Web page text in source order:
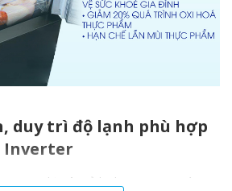
duy trì độ lạnh phù hợp
Inverter
trang bị trên tủ lạnh Panasonic
này